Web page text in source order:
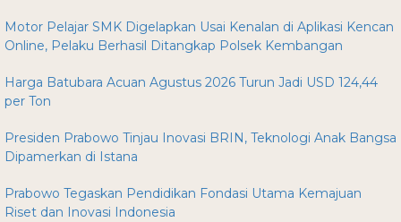
Motor Pelajar SMK Digelapkan Usai Kenalan di Aplikasi Kencan
Online, Pelaku Berhasil Ditangkap Polsek Kembangan
Harga Batubara Acuan Agustus 2026 Turun Jadi USD 124,44
per Ton
Presiden Prabowo Tinjau Inovasi BRIN, Teknologi Anak Bangsa
Dipamerkan di Istana
Prabowo Tegaskan Pendidikan Fondasi Utama Kemajuan
Riset dan Inovasi Indonesia